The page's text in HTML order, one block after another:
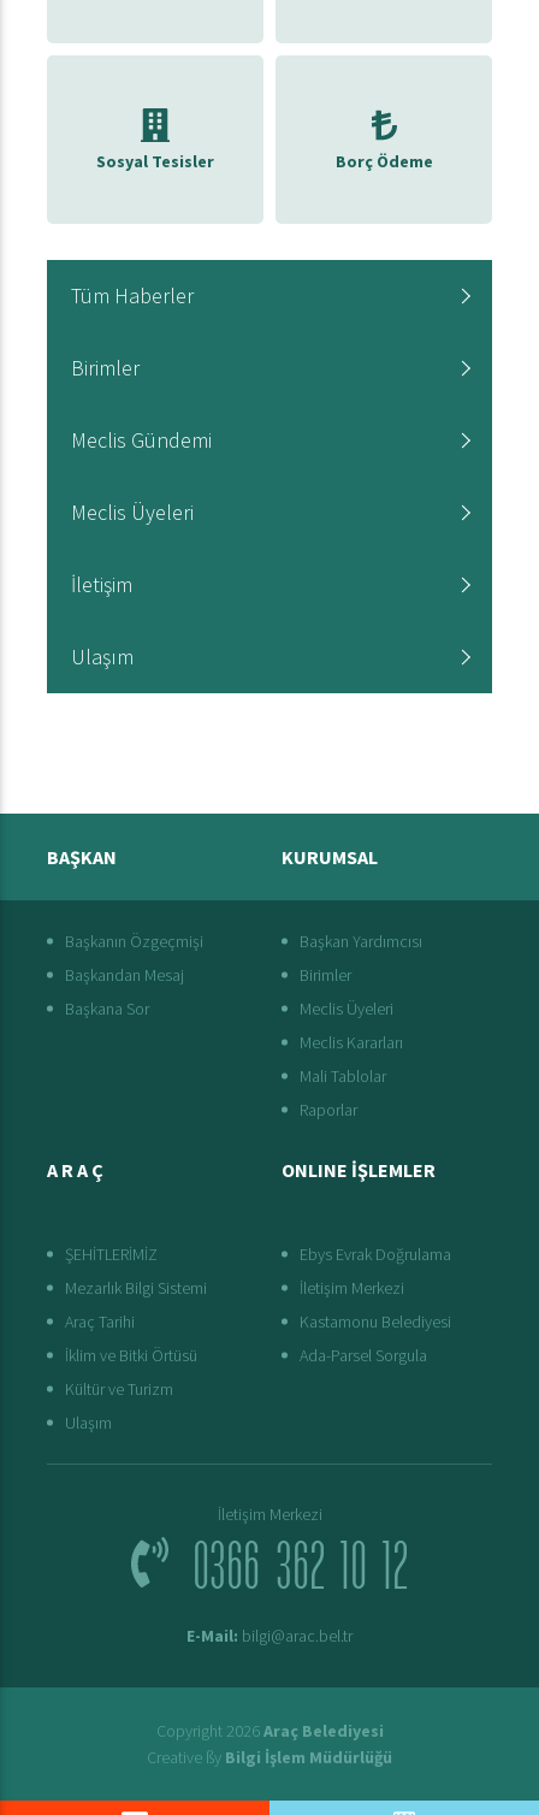
Sosyal Tesisler Borç Ödeme
Tüm Haberler
Birimler
Meclis Gündemi
Meclis Üyeleri
İletişim
Ulaşım
BAŞKAN
Başkanın Özgeçmişi
Başkandan Mesaj
Başkana Sor
KURUMSAL
Başkan Yardımcısı
Birimler
Meclis Üyeleri
Meclis Kararları
Mali Tablolar
Raporlar
A R A Ç
ŞEHİTLERİMİZ
Mezarlık Bilgi Sistemi
Araç Tarihi
İklim ve Bitki Örtüsü
Kültür ve Turizm
Ulaşım
ONLINE İŞLEMLER
Ebys Evrak Doğrulama
İletişim Merkezi
Kastamonu Belediyesi
Ada-Parsel Sorgula
İletişim Merkezi
0366 362 10 12
E-Mail: bilgi@arac.bel.tr
Copyright 2026Araç Belediyesi
Creative ßy Bilgi İşlem Müdürlüğü